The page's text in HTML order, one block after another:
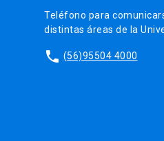
Teléfono para
distintas áreas de la
phone (56)95504 4000